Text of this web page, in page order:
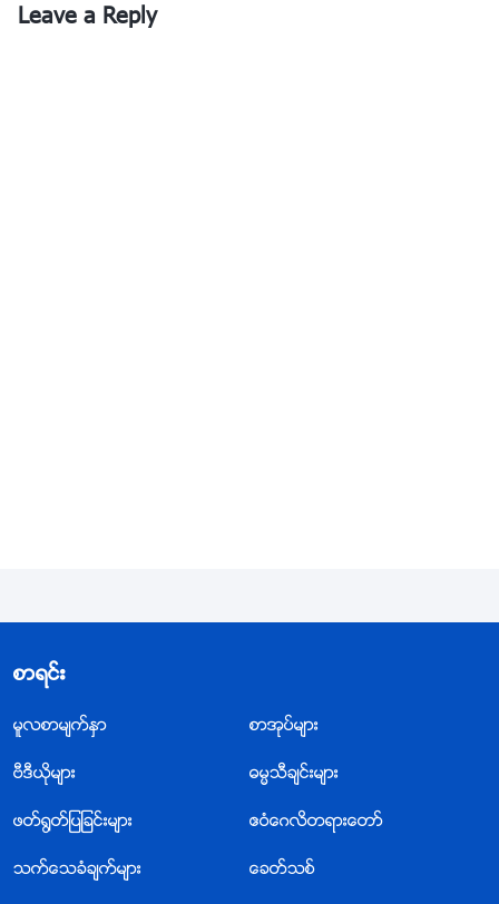
င္စားဖြယ္ေကာင္းေသာ ဘဝလမ္းခရီး တစ္ခုကို ဖန္တီးခဲ့သ
ခင္းအတြက္ ဤစနစ္က်သည့္ ပတ္ဝန္းက်င္အျပင္၊ မ်ိဳးဆက္
တစ္ဆက္ၿပီးတစ္ဆက္အတြက္ ဘုရားသခင္ ဖန္ဆင္းခဲ့သည့္
မ်ားစြာေသာ အရာအားလုံးကို ေမြ႕ေလ်ာ္ၾကၿပီး ျဖစ္သည္။
ဤနိယာမအမ်ိဳးအစားမ်ားသည္ ပင္ကိုအားျဖင့္ ျဖစ္သည္ဟု
ခံစားၾကၿပီး ယင္းတို႔ကို အထင္ေသးစြာ အေလးမမႈၾကေသာ္
လည္း၊ ၎တို႔သည္ ဤနိယာမမ်ားကို ဘုရားသခင္က စီစ
ဥ္ၫႊန္ၾကားေနသည္၊ ဤနိယာမမ်ားအေပၚ ဘုရားသခင္ အု
Leave a Reply
စာရင္း
မူလစာမ်က္ႏွာ စာအုပ္မ်ား
ဗီဒီယိုမ်ား ဓမၼသီခ်င္းမ်ား
ဖတ္႐ြတ္ျပျခင္းမ်ား ဧဝံေဂလိတရားေတာ္
သက္ေသခံခ်က္မ်ား ေခတ္သစ္